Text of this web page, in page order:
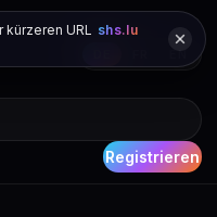
Registrieren
URL shs.lu